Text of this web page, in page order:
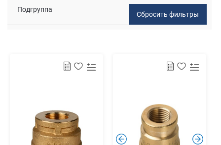
Подгруппа
. .